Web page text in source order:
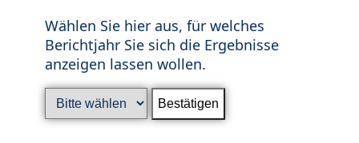
Wählen Sie hier aus, für welches
Berichtjahr Sie sich die Ergebnisse
anzeigen lassen wollen.